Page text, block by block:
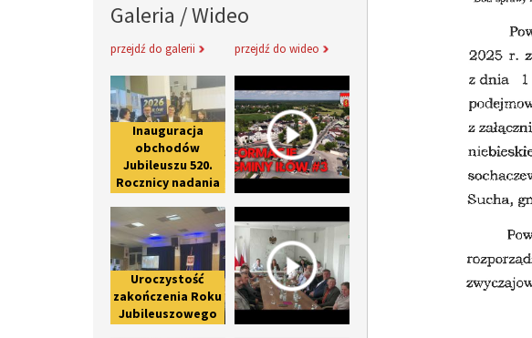
Galeria / Wideo
przejdź do galerii przejdź do wideo
Inauguracja obchodów Jubileuszu 520. Rocznicy
Inauguracja
obchodów
Jubileuszu 520.
Rocznicy nadania
Iłowowi -
fotorelacja
Informacje z Gminy Iłów - lipiec
Uroczystość zakończenia Roku Jubileuszowego
Uroczystość
zakończenia Roku
Jubileuszowego